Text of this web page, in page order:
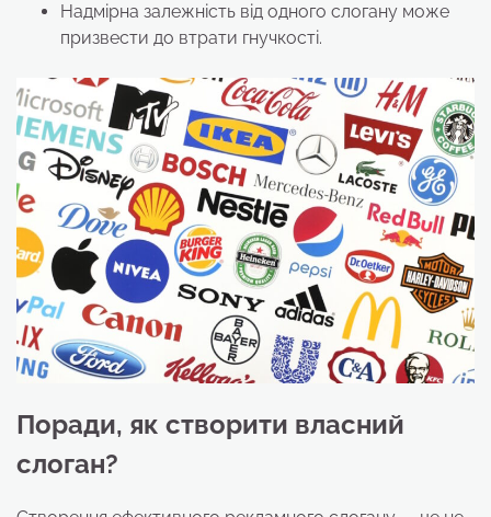
Надмірна залежність від одного слогану може
призвести до втрати гнучкості.
Поради, як створити власний
слоган?